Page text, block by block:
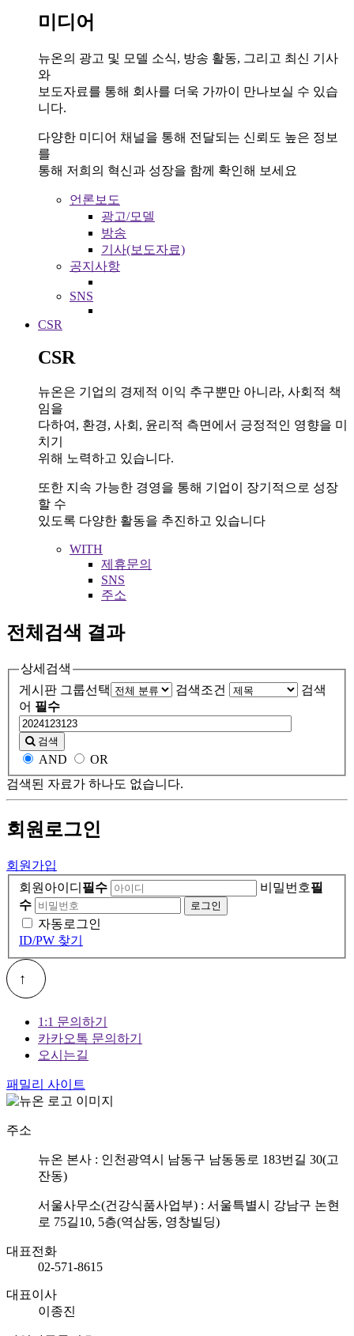
미디어
뉴온의 광고 및 모델 소식, 방송 활동, 그리고 최신 기사
와
보도자료를 통해 회사를 더욱 가까이 만나보실 수 있습
니다.
다양한 미디어 채널을 통해 전달되는 신뢰도 높은 정보
를
통해 저희의 혁신과 성장을 함께 확인해 보세요
언론보도
광고/모델
방송
기사(보도자료)
공지사항
SNS
CSR
CSR
뉴온은 기업의 경제적 이익 추구뿐만 아니라, 사회적 책
임을
다하여, 환경, 사회, 윤리적 측면에서 긍정적인 영향을 미
치기
위해 노력하고 있습니다.
또한 지속 가능한 경영을 통해 기업이 장기적으로 성장
할 수
있도록 다양한 활동을 추진하고 있습니다
WITH
제휴문의
SNS
주소
전체검색 결과
상세검색
게시판 그룹선택
검색조건
검색
어 필수
검색
AND
OR
검색된 자료가 하나도 없습니다.
회원 로그인
회원가입
회원아이디 필수 비밀번호필
수
자동로그인
ID/PW 찾기
1:1 문의하기
카카오톡 문의하기
오시는길
패밀리 사이트
주소
뉴온 본사 : 인천광역시 남동구 남동동로 183번길 30(고
잔동)
서울사무소(건강식품사업부) : 서울특별시 강남구 논현
로 75길10, 5층(역삼동, 영창빌딩)
대표전화
02-571-8615
대표이사
이종진